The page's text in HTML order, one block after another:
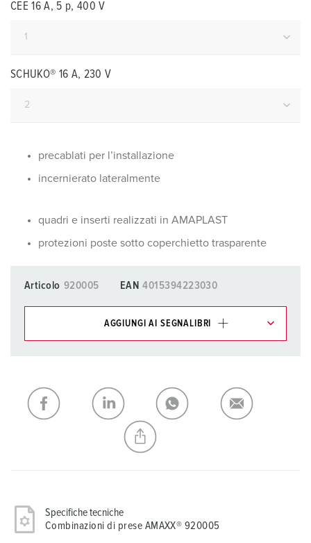
CEE 16 A, 5 p, 400 V
SCHUKO® 16 A, 230 V
precablati per l’installazione
incernierato lateralmente
quadri e inserti realizzati in AMAPLAST
protezioni poste sotto coperchietto trasparente
Articolo 920005 EAN 4015394223030
AGGIUNGI AI SEGNALIBRI
CREA NUOVA LISTA
Specifiche tecniche
Combinazioni di prese AMAXX® 920005